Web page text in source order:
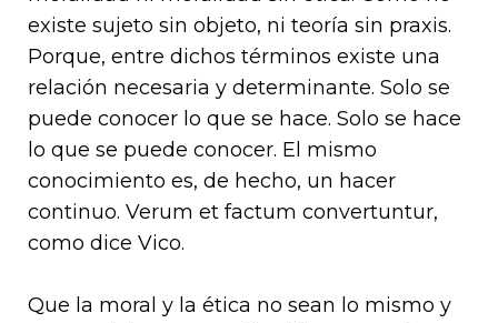
existe sujeto sin objeto, ni teoría sin praxis.
Porque, entre dichos términos existe una
relación necesaria y determinante. Solo se
puede conocer lo que se hace. Solo se hace
lo que se puede conocer. El mismo
conocimiento es, de hecho, un hacer
continuo. Verum et factum convertuntur,
como dice Vico.
Que la moral y la ética no sean lo mismo y